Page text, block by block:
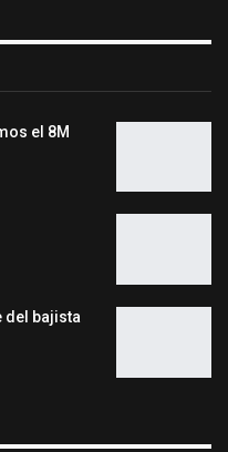
el 8M
del bajista